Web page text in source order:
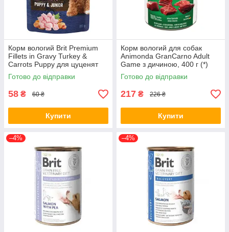
Корм вологий Brit Premium
Fillets in Gravy Turkey &
Carrots Puppy для цуценят
малих порід філе в соусі
індичка і морква 85 г (*)
Готово до відправки
58 ₴ 60 ₴
Купити
Корм вологий для собак
Animonda GranCarno Adult
Game з дичиною, 400 г (*)
Готово до відправки
217 ₴ 226 ₴
Купити
–4% –4%